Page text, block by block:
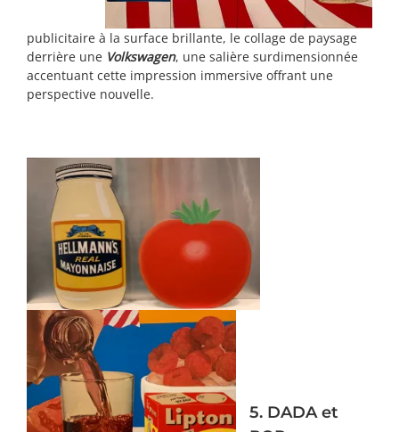
publicitaire à la surface brillante, le collage de paysage
derrière une Volkswagen, une salière surdimensionnée
accentuant cette impression immersive offrant une
perspective nouvelle.
5. DADA et